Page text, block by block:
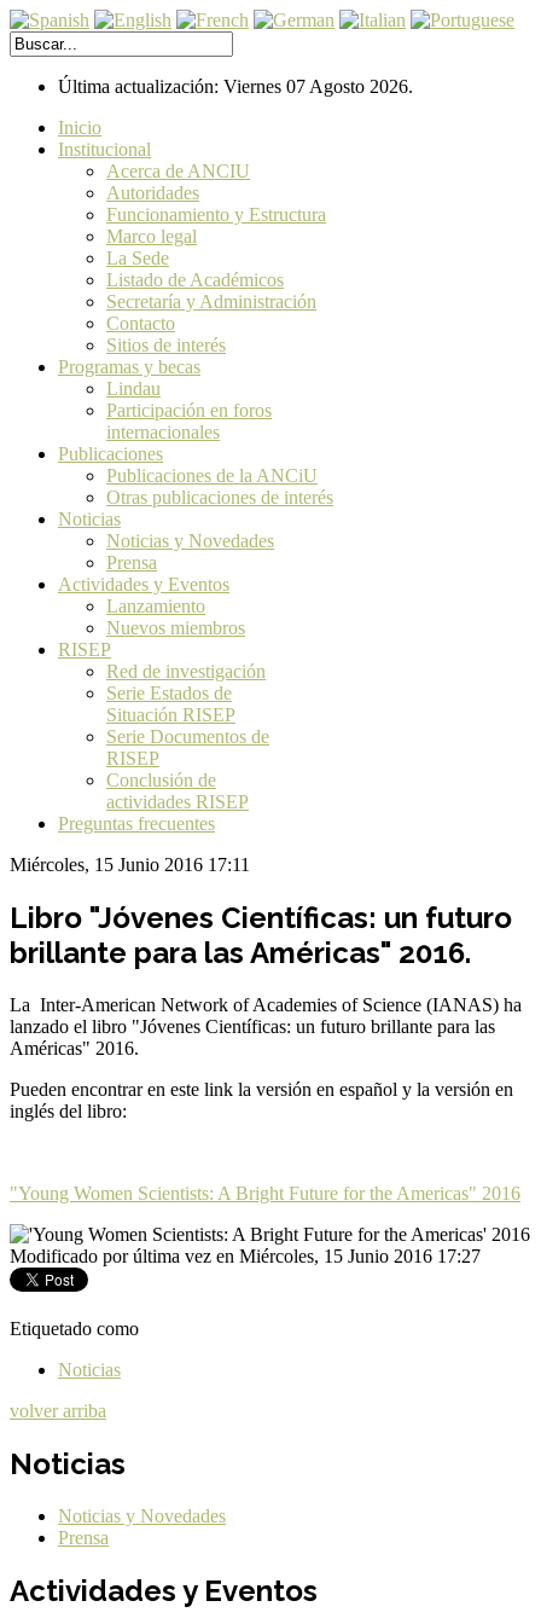
Última actualización: Viernes 07 Agosto 2026.
Inicio
Institucional
Acerca de ANCIU
Autoridades
Funcionamiento y Estructura
Marco legal
La Sede
Listado de Académicos
Secretaría y Administración
Contacto
Sitios de interés
Programas y becas
Lindau
Participación en foros
internacionales
Publicaciones
Publicaciones de la ANCiU
Otras publicaciones de interés
Noticias
Noticias y Novedades
Prensa
Actividades y Eventos
Lanzamiento
Nuevos miembros
RISEP
Red de investigación
Serie Estados de
Situación RISEP
Serie Documentos de
RISEP
Conclusión de
actividades RISEP
Preguntas frecuentes
Miércoles, 15 Junio 2016 17:11
Libro "Jóvenes Científicas: un futuro
brillante para las Américas" 2016.
La Inter-American Network of Academies of Science (IANAS) ha
lanzado el libro "Jóvenes Científicas: un futuro brillante para las
Américas" 2016.
Pueden encontrar en este link la versión en español y la versión en
inglés del libro:
"Young Women Scientists: A Bright Future for the Americas" 2016
Modificado por última vez en Miércoles, 15 Junio 2016 17:27
Etiquetado como
Noticias
volver arriba
Noticias
Noticias y Novedades
Prensa
Actividades y Eventos